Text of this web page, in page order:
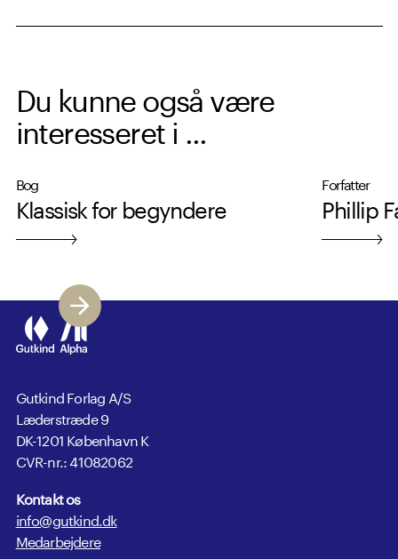
Du kunne også være
interesseret i ...
Bog
Klassisk for begyndere
Forfatter
Phillip
Gutkind Forlag A/S
Læderstræde 9
DK-1201 København K
CVR-nr.: 41082062
Kontakt os
info@gutkind.dk
Medarbejdere